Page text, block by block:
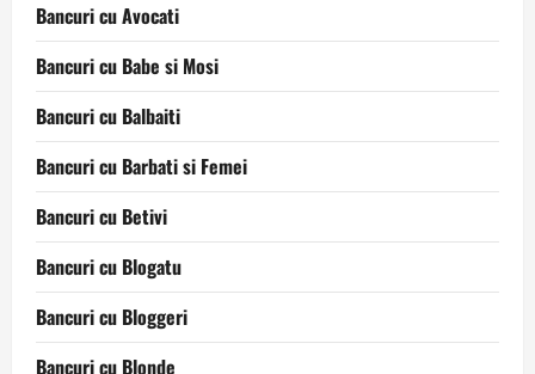
Bancuri cu Avocati
Bancuri cu Babe si Mosi
Bancuri cu Balbaiti
Bancuri cu Barbati si Femei
Bancuri cu Betivi
Bancuri cu Blogatu
Bancuri cu Bloggeri
Bancuri cu Blonde